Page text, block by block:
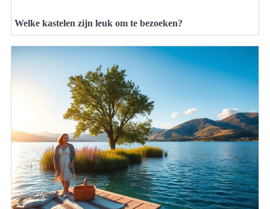
Welke kastelen zijn leuk om te bezoeken?